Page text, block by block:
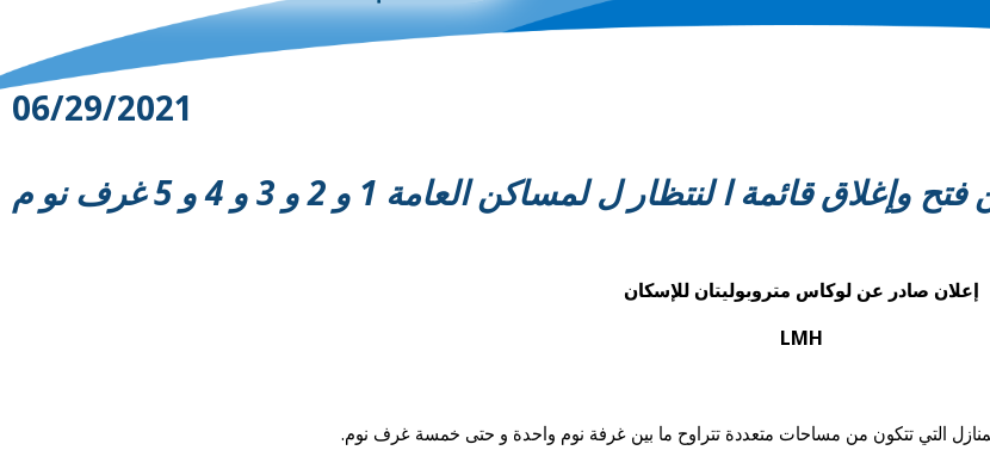
06/29/2021
ا لنتظار ل لمساكن العامة 1 و 2 و 3 و 4 و 5 غرف نو م
إعلان صادر عن لوكاس متروبوليتان للإسكان
LMH
التي تتكون من مساحات متعددة تتراوح ما بين غرفة نوم واحدة و حتى خمسة غرف نوم.